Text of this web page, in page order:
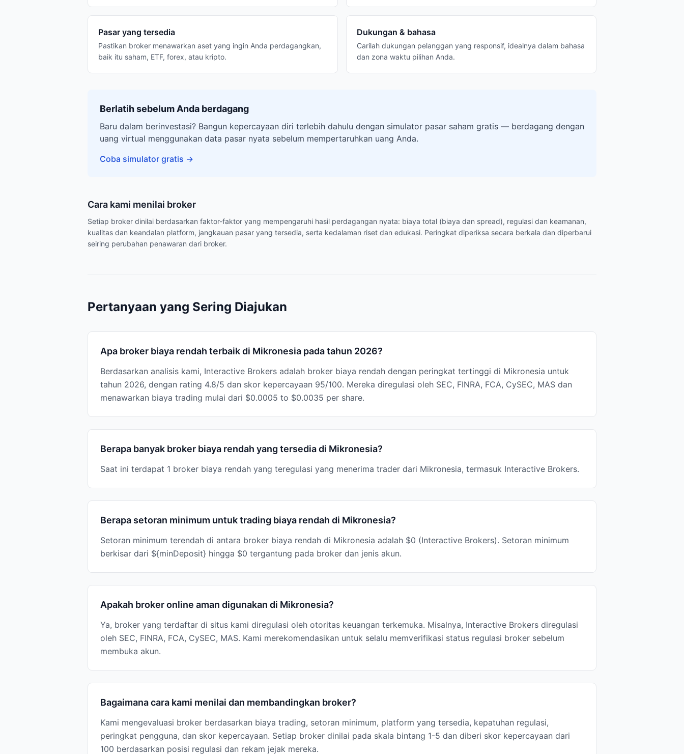
Pasar yang tersedia
Pastikan broker menawarkan aset yang ingin Anda perdagangkan,
baik itu saham, ETF, forex, atau kripto.
Dukungan & bahasa
Carilah dukungan pelanggan yang responsif, idealnya dalam bahasa
dan zona waktu pilihan Anda.
Berlatih sebelum Anda berdagang
Baru dalam berinvestasi? Bangun kepercayaan diri terlebih dahulu dengan simulator pasar saham gratis — berdagang dengan
uang virtual menggunakan data pasar nyata sebelum mempertaruhkan uang Anda.
Coba simulator gratis →
Cara kami menilai broker
Setiap broker dinilai berdasarkan faktor-faktor yang mempengaruhi hasil perdagangan nyata: biaya total (biaya dan spread), regulasi dan keamanan,
kualitas dan keandalan platform, jangkauan pasar yang tersedia, serta kedalaman riset dan edukasi. Peringkat diperiksa secara berkala dan diperbarui
seiring perubahan penawaran dari broker.
Pertanyaan yang Sering Diajukan
Apa broker biaya rendah terbaik di Mikronesia pada tahun 2026?
Berdasarkan analisis kami, Interactive Brokers adalah broker biaya rendah dengan peringkat tertinggi di Mikronesia untuk
tahun 2026, dengan rating 4.8/5 dan skor kepercayaan 95/100. Mereka diregulasi oleh SEC, FINRA, FCA, CySEC, MAS dan
menawarkan biaya trading mulai dari $0.0005 to $0.0035 per share.
Berapa banyak broker biaya rendah yang tersedia di Mikronesia?
Saat ini terdapat 1 broker biaya rendah yang teregulasi yang menerima trader dari Mikronesia, termasuk Interactive Brokers.
Berapa setoran minimum untuk trading biaya rendah di Mikronesia?
Setoran minimum terendah di antara broker biaya rendah di Mikronesia adalah $0 (Interactive Brokers). Setoran minimum
berkisar dari ${minDeposit} hingga $0 tergantung pada broker dan jenis akun.
Apakah broker online aman digunakan di Mikronesia?
Ya, broker yang terdaftar di situs kami diregulasi oleh otoritas keuangan terkemuka. Misalnya, Interactive Brokers diregulasi
oleh SEC, FINRA, FCA, CySEC, MAS. Kami merekomendasikan untuk selalu memverifikasi status regulasi broker sebelum
membuka akun.
Bagaimana cara kami menilai dan membandingkan broker?
Kami mengevaluasi broker berdasarkan biaya trading, setoran minimum, platform yang tersedia, kepatuhan regulasi,
peringkat pengguna, dan skor kepercayaan. Setiap broker dinilai pada skala bintang 1-5 dan diberi skor kepercayaan dari
100 berdasarkan posisi regulasi dan rekam jejak mereka.